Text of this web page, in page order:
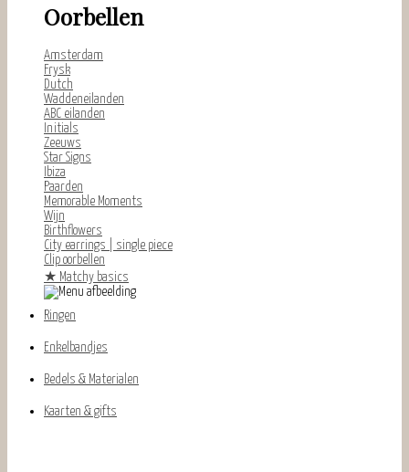
Oorbellen
Amsterdam
Frysk
Dutch
Waddeneilanden
ABC eilanden
Initials
Zeeuws
Star Signs
Ibiza
Paarden
Memorable Moments
Wijn
Birthflowers
City earrings | single piece
Clip oorbellen
★ Matchy basics
Ringen
Enkelbandjes
Bedels & Materialen
Kaarten & gifts